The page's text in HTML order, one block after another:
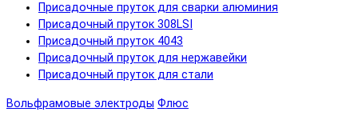
Присадочные пруток для сварки алюминия
Присадочный пруток 308LSI
Присадочный пруток 4043
Присадочный пруток для нержавейки
Присадочный пруток для стали
Вольфрамовые электроды Флюс